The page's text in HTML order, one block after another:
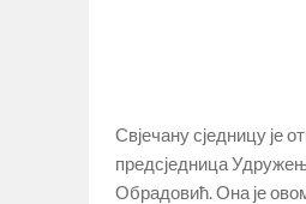
Свјечану сједницу је
предсједница
Обрадовић. Она је